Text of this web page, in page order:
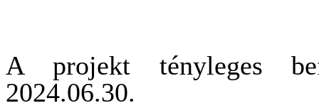
A projekt tényleges
2024.06.30.